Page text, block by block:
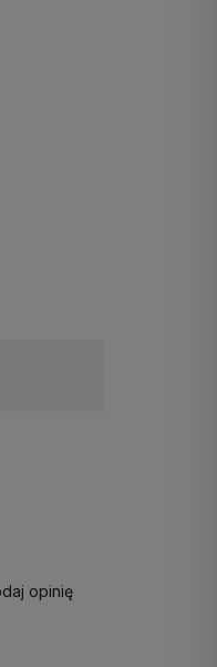
opinię